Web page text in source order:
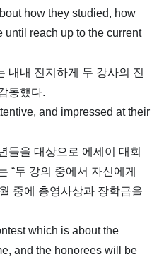
how they studied, how
until reach up to the current
내내 진지하게 두 강사의 진
동했다.
and impressed at their
들을 대상으로 에세이 대회
“두 강의 중에서 자신에게
중에 총영사상과 장학금을
which is about the
and the honorees will be